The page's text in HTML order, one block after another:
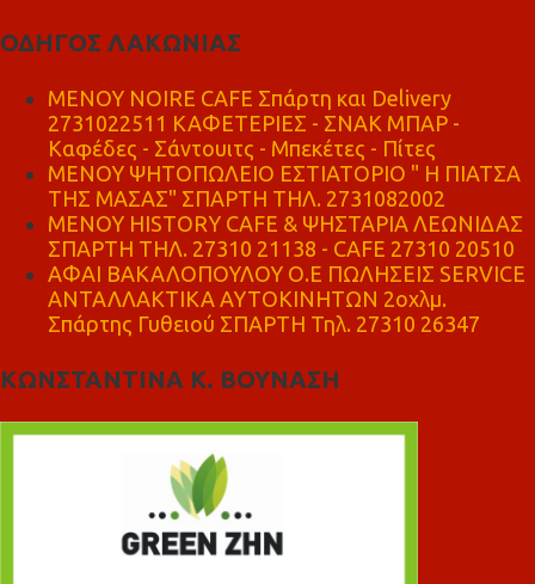
ΟΔΗΓΟΣ ΛΑΚΩΝΙΑΣ
MENOY NOIRE CAFE Σπάρτη και Delivery
2731022511 ΚΑΦΕΤΕΡΙΕΣ - ΣΝΑΚ ΜΠΑΡ -
Καφέδες - Σάντουιτς - Μπεκέτες - Πίτες
ΜΕΝΟΥ ΨΗΤΟΠΩΛΕΙΟ ΕΣΤΙΑΤΟΡΙΟ " Η ΠΙΑΤΣΑ
ΤΗΣ ΜΑΣΑΣ" ΣΠΑΡΤΗ ΤΗΛ. 2731082002
ΜΕΝΟΥ HISTORY CAFE & ΨΗΣΤΑΡΙΑ ΛΕΩΝΙΔΑΣ
ΣΠΑΡΤΗ ΤΗΛ. 27310 21138 - CAFE 27310 20510
ΑΦΑΙ ΒΑΚΑΛΟΠΟΥΛΟΥ Ο.Ε ΠΩΛΗΣΕΙΣ SERVICE
ΑΝΤΑΛΛΑΚΤΙΚΑ ΑΥΤΟΚΙΝΗΤΩΝ 2οχλμ.
Σπάρτης Γυθειού ΣΠΑΡΤΗ Τηλ. 27310 26347
ΚΩΝΣΤΑΝΤΙΝΑ Κ. ΒΟΥΝΑΣΗ